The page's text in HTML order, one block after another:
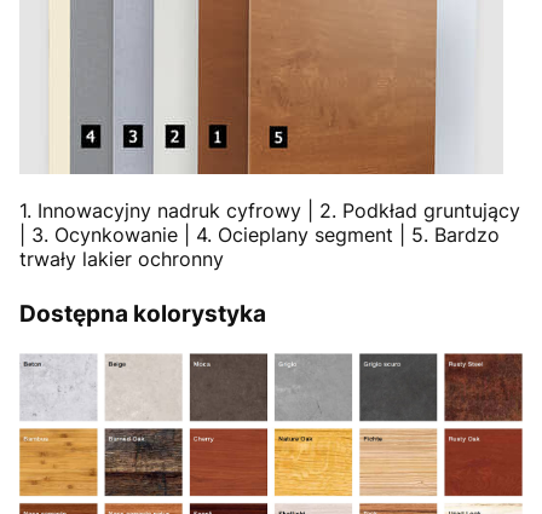
1. Innowacyjny nadruk cyfrowy | 2. Podkład gruntujący
| 3. Ocynkowanie | 4. Ocieplany segment | 5. Bardzo
trwały lakier ochronny
Dostępna kolorystyka